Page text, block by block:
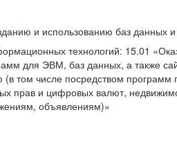
и использованию баз данных
технологий: 15.01
для ЭВМ, баз данных, а также
том числе посредством программ
прав и цифровых валют,
объявлениям)»